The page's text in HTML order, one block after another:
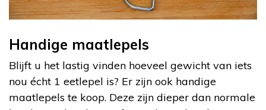
Handige maatlepels
Blijft u het lastig vinden hoeveel gewicht van iets
nou écht 1 eetlepel is? Er zijn ook handige
maatlepels te koop. Deze zijn dieper dan normale